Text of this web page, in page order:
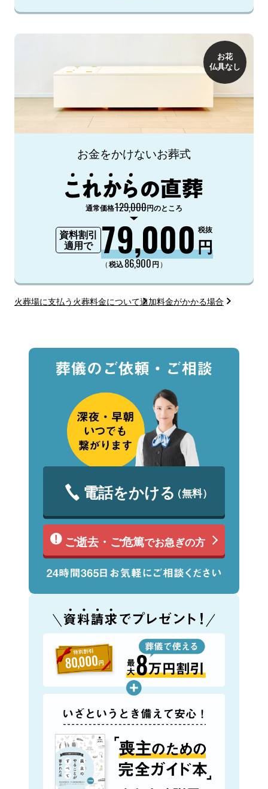
お花
仏具なし
お金をかけないお葬式
通常価格129,000円のところ
資料割引
適用で
79,000円
税抜
（税込86,900円 ）
火葬場に支払う火葬料金について追加料金がかかる場合
電話をかける（無料）
ご逝去・ご危篤でお急ぎの方